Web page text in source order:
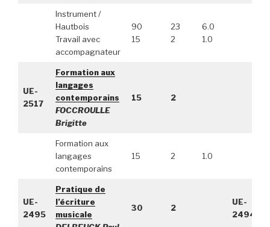
Instrument /
Hautbois
Travail avec
accompagnateur
90
15
23
2
6.0
1.0
UE-
2517
Formation aux
langages
contemporains
FOCCROULLE
Brigitte
15 2
Formation aux
langages
contemporains
15 2 1.0
UE-
2495
Pratique de
l’écriture
musicale
30 2
UE-
2494